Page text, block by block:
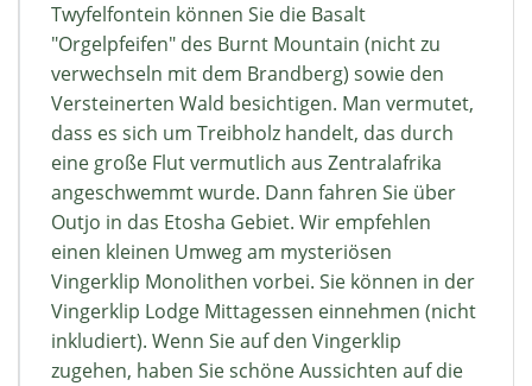
Twyfelfontein können Sie die Basalt
"Orgelpfeifen" des Burnt Mountain (nicht zu
verwechseln mit dem Brandberg) sowie den
Versteinerten Wald besichtigen. Man vermutet,
dass es sich um Treibholz handelt, das durch
eine große Flut vermutlich aus Zentralafrika
angeschwemmt wurde. Dann fahren Sie über
Outjo in das Etosha Gebiet. Wir empfehlen
einen kleinen Umweg am mysteriösen
Vingerklip Monolithen vorbei. Sie können in der
Vingerklip Lodge Mittagessen einnehmen (nicht
inkludiert). Wenn Sie auf den Vingerklip
zugehen, haben Sie schöne Aussichten auf die